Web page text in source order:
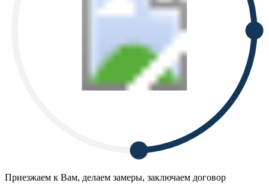
Приезжаем к Вам, делаем замеры, заключаем договор